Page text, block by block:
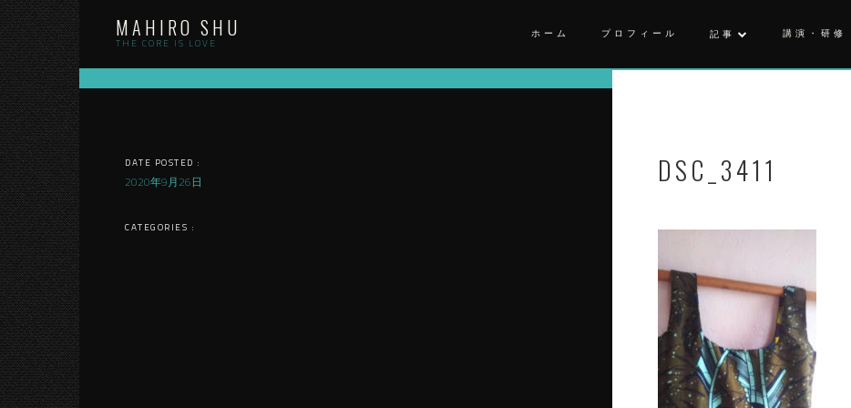
Skip
to
content
MAHIRO SHU
THE CORE IS LOVE
ホーム プロフィール 記事 講演・研修
DATE POSTED :
2020年9月26日
CATEGORIES :
DSC_3411